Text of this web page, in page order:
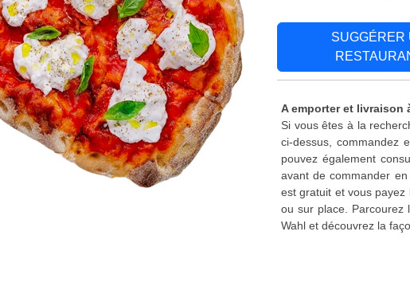
SUGGÉRER
A emporter et livraison
Si vous êtes à la
ci-dessus, commandez
pouvez également
avant de commander
est gratuit et vous
ou sur place. Parcourez
Wahl et découvrez la